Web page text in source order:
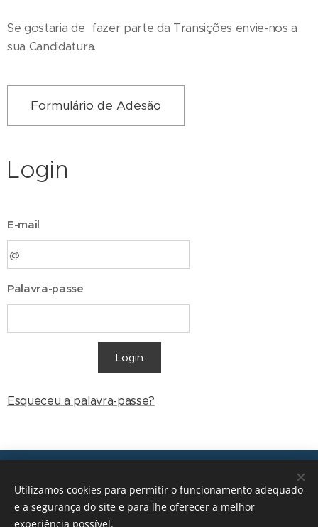
Se gostaria de fazer parte da Transições envie-nos a
sua Candidatura.
Formulário de Adesão
Login
E-mail
Palavra-passe
Login
Esqueceu a palavra-passe?
geral@transicoes.pt
Utilizamos cookies para permitir o funcionamento adequado
e a segurança do site e para lhe oferecer a melhor
experiência possível.